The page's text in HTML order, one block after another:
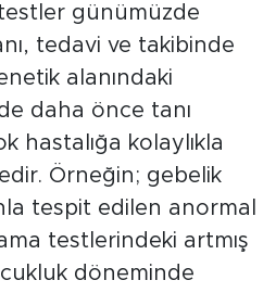
günümüzde
tedavi ve takibinde
alanındaki
daha önce tanı
hastalığa kolaylıkla
Örneğin; gebelik
tespit edilen anormal
testlerindeki artmış
döneminde